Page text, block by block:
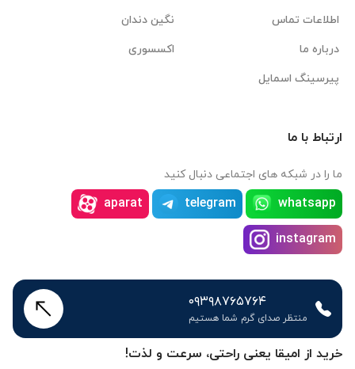
خرید از امیقا یعنی راحتی، سرعت و لذت!
اطلاعات تماس
درباره ما
پیرسینگ اسمایل
نگین دندان
اکسسوری
ارتباط با ما
ما را در شبکه های اجتماعی دنبال کنید
whatsapp
telegram
aparat
instagram
۰۹۳۹۸۷۶۵۷۶۴
منتظر صدای گرم شما هستیم